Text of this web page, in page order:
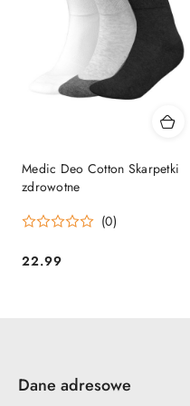
Medic Deo Cotton Skarpetki
zdrowotne
(0)
Cena:
22.99
Dane adresowe